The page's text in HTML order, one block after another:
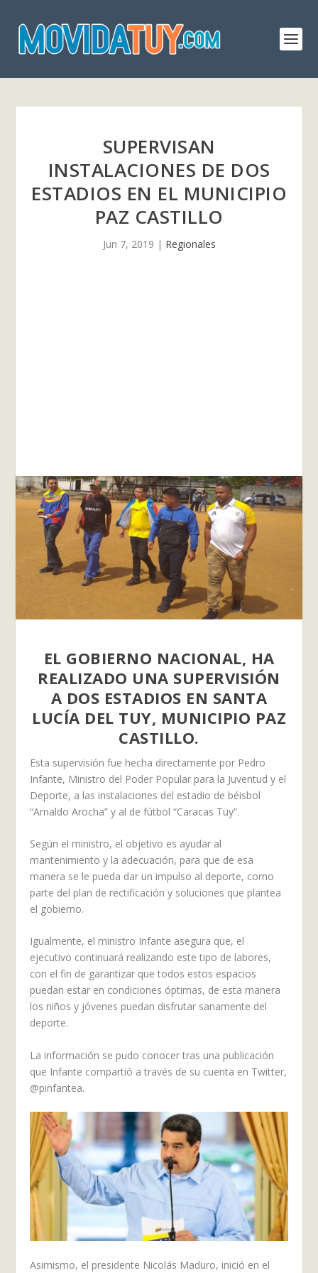
SUPERVISAN
INSTALACIONES DE DOS
ESTADIOS EN EL MUNICIPIO
PAZ CASTILLO
Jun 7, 2019 | Regionales
EL GOBIERNO NACIONAL, HA
REALIZADO UNA SUPERVISIÓN
A DOS ESTADIOS EN SANTA
LUCÍA DEL TUY, MUNICIPIO PAZ
CASTILLO.
Esta supervisión fue hecha directamente por Pedro
Infante, Ministro del Poder Popular para la Juventud y el
Deporte, a las instalaciones del estadio de béisbol
“Arnaldo Arocha” y al de fútbol “Caracas Tuy”.
Según el ministro, el objetivo es ayudar al
mantenimiento y la adecuación, para que de esa
manera se le pueda dar un impulso al deporte, como
parte del plan de rectificación y soluciones que plantea
el gobierno.
Igualmente, el ministro Infante asegura que, el
ejecutivo continuará realizando este tipo de labores,
con el fin de garantizar que todos estos espacios
puedan estar en condiciones óptimas, de esta manera
los niños y jóvenes puedan disfrutar sanamente del
deporte.
La información se pudo conocer tras una publicación
que Infante compartió a través de su cuenta en Twitter,
@pinfantea.
Asimismo, el presidente Nicolás Maduro, inició en el